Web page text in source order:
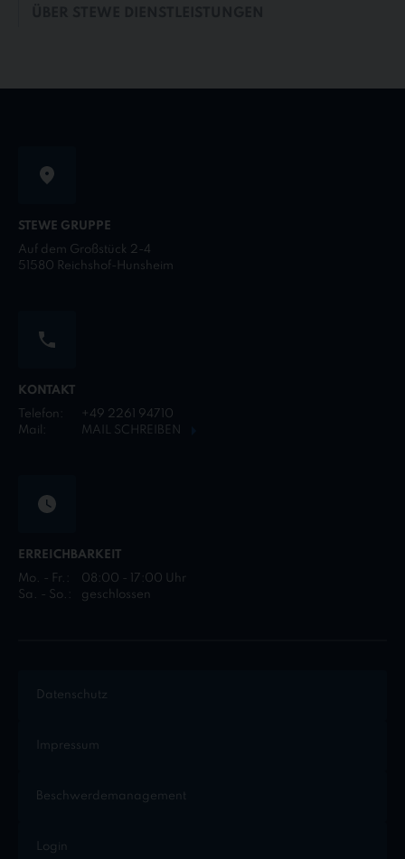
STEWE GRUPPE
Auf dem Großstück 2-4
51580 Reichshof-Hunsheim
KONTAKT
Telefon:
+49 2261 94710
Mail:
MAIL SCHREIBEN
ERREICHBARKEIT
Mo. - Fr.:
08:00 - 17:00 Uhr
Sa. - So.:
geschlossen
Datenschutz
Impressum
Beschwerdemanagement
Login